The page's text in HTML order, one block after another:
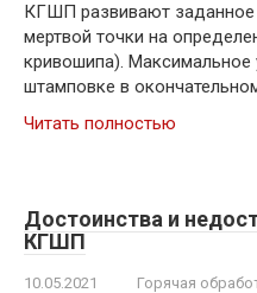
КГШП развивают
мертвой точки на
кривошипа). Максимальное
штамповке в
Читать полностью
Достоинства и
КГШП
10.05.2021 Горячая